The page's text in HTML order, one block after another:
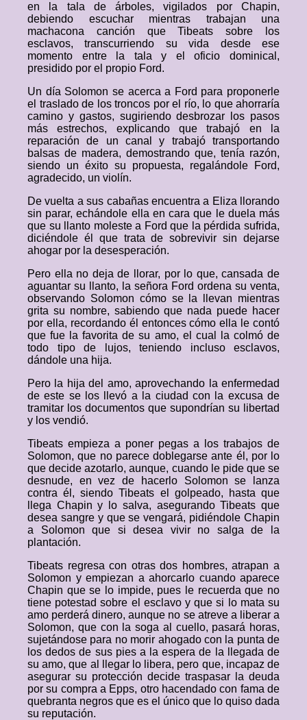
en la tala de árboles, vigilados por Chapin,
debiendo escuchar mientras trabajan una
machacona canción que Tibeats sobre los
esclavos, transcurriendo su vida desde ese
momento entre la tala y el oficio dominical,
presidido por el propio Ford.
Un día Solomon se acerca a Ford para proponerle
el traslado de los troncos por el río, lo que ahorraría
camino y gastos, sugiriendo desbrozar los pasos
más estrechos, explicando que trabajó en la
reparación de un canal y trabajó transportando
balsas de madera, demostrando que, tenía razón,
siendo un éxito su propuesta, regalándole Ford,
agradecido, un violín.
De vuelta a sus cabañas encuentra a Eliza llorando
sin parar, echándole ella en cara que le duela más
que su llanto moleste a Ford que la pérdida sufrida,
diciéndole él que trata de sobrevivir sin dejarse
ahogar por la desesperación.
Pero ella no deja de llorar, por lo que, cansada de
aguantar su llanto, la señora Ford ordena su venta,
observando Solomon cómo se la llevan mientras
grita su nombre, sabiendo que nada puede hacer
por ella, recordando él entonces cómo ella le contó
que fue la favorita de su amo, el cual la colmó de
todo tipo de lujos, teniendo incluso esclavos,
dándole una hija.
Pero la hija del amo, aprovechando la enfermedad
de este se los llevó a la ciudad con la excusa de
tramitar los documentos que supondrían su libertad
y los vendió.
Tibeats empieza a poner pegas a los trabajos de
Solomon, que no parece doblegarse ante él, por lo
que decide azotarlo, aunque, cuando le pide que se
desnude, en vez de hacerlo Solomon se lanza
contra él, siendo Tibeats el golpeado, hasta que
llega Chapin y lo salva, asegurando Tibeats que
desea sangre y que se vengará, pidiéndole Chapin
a Solomon que si desea vivir no salga de la
plantación.
Tibeats regresa con otras dos hombres, atrapan a
Solomon y empiezan a ahorcarlo cuando aparece
Chapin que se lo impide, pues le recuerda que no
tiene potestad sobre el esclavo y que si lo mata su
amo perderá dinero, aunque no se atreve a liberar a
Solomon, que con la soga al cuello, pasará horas,
sujetándose para no morir ahogado con la punta de
los dedos de sus pies a la espera de la llegada de
su amo, que al llegar lo libera, pero que, incapaz de
asegurar su protección decide traspasar la deuda
por su compra a Epps, otro hacendado con fama de
quebranta negros que es el único que lo quiso dada
su reputación.